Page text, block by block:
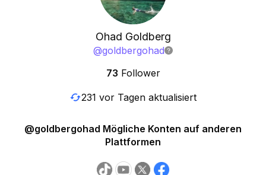
Ohad Goldberg
@goldbergohad
73 Follower
231 vor Tagen aktualisiert
@goldbergohad Mögliche Konten auf anderen
Plattformen